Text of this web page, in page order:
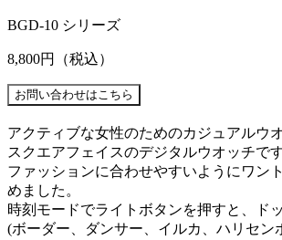
BGD-10 シリーズ
8,800円 （税込）
アクティブな女性のためのカジュアルウ
スクエアフェイスのデジタルウオッチです
ファッションに合わせやすいようにワン
めました。
時刻モードでライトボタンを押すと、ド
(ボーダー、ダンサー、イルカ、ハリセン